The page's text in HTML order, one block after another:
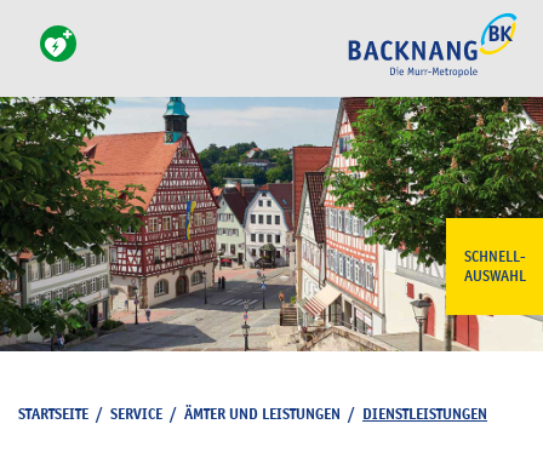
SCHNELL-
AUSWAHL
STARTSEITE / SERVICE / ÄMTER UND LEISTUNGEN / DIENSTLEISTUNGEN